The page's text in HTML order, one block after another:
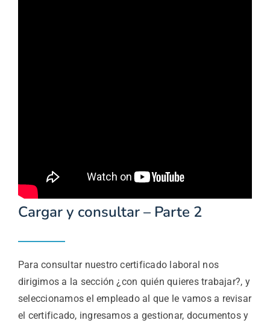
Cargar y consultar – Parte 2
Para consultar nuestro certificado laboral nos
dirigimos a la sección ¿con quién quieres trabajar?, y
seleccionamos el empleado al que le vamos a revisar
el certificado, ingresamos a gestionar, documentos y